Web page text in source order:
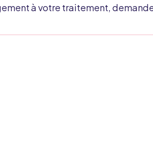
à votre traitement,